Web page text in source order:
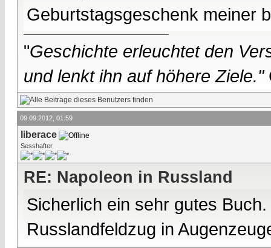
Geburtstagsgeschenk meiner
"Geschichte erleuchtet den
und lenkt ihn auf höhere Ziele."
09.09.2012, 01:59
liberace
Sesshafter
RE: Napoleon in Russland
Sicherlich ein sehr gutes
Russlandfeldzug in